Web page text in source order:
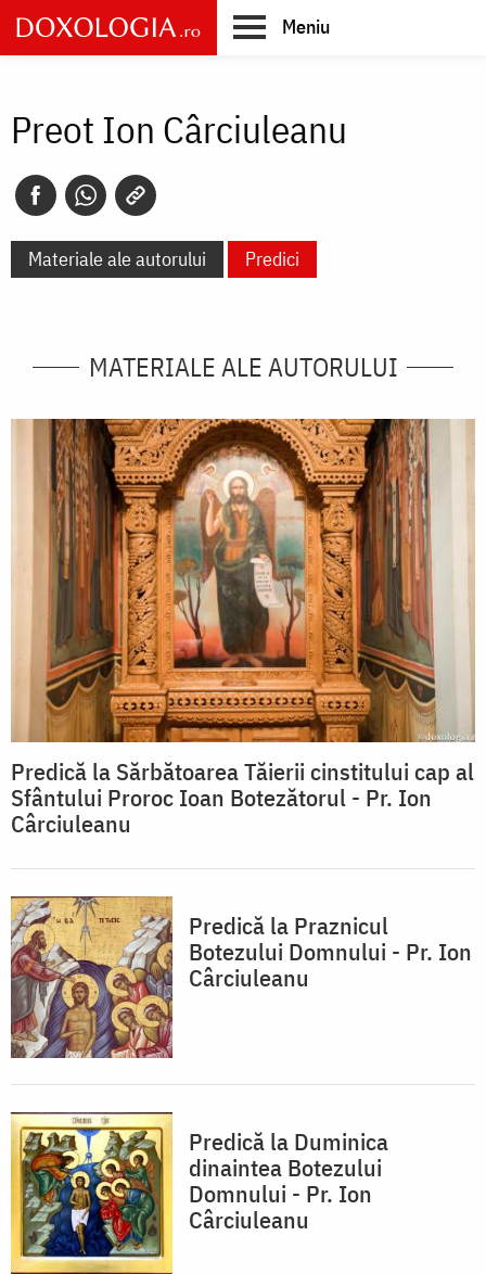
Skip
to
main
Meniu
Preot Ion Cârciuleanu
Materiale ale autorului Predici
MATERIALE ALE AUTORULUI
Predică la Sărbătoarea Tăierii cinstitului cap al
Sfântului Proroc Ioan Botezătorul - Pr. Ion
Cârciuleanu
Predică la Praznicul
Botezului Domnului - Pr. Ion
Cârciuleanu
Predică la Duminica
dinaintea Botezului
Domnului - Pr. Ion
Cârciuleanu